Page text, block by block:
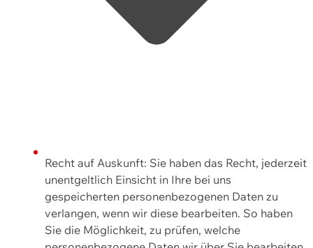
Recht auf Auskunft: Sie haben das Recht, jederzeit
unentgeltlich Einsicht in Ihre bei uns
gespeicherten personenbezogenen Daten zu
verlangen, wenn wir diese bearbeiten. So haben
Sie die Möglichkeit, zu prüfen, welche